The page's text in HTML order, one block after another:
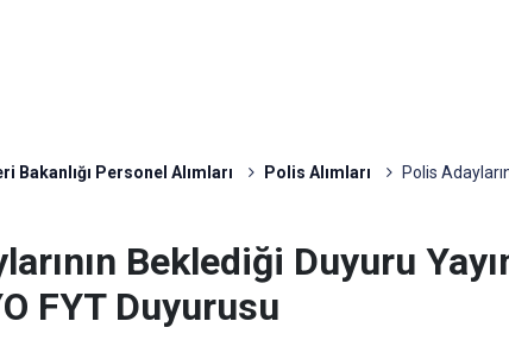
Bakanlığı Personel Alımları Polis Alımları Polis
Beklediği Duyuru
FYT Duyurusu